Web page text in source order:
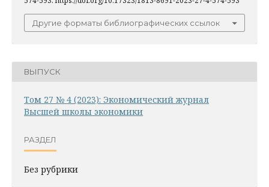
Другие форматы библиографических ссылок
ВЫПУСК
Том 27 № 4 (2023): Экономический журнал
Высшей школы экономики
РАЗДЕЛ
Без рубрики